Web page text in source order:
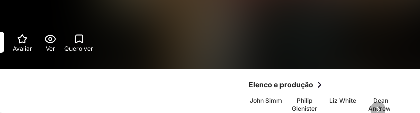
Avaliar Ver Quero ver
Elenco e produção
John Simm
Philip
Glenister
Liz White
Dean
Andrews